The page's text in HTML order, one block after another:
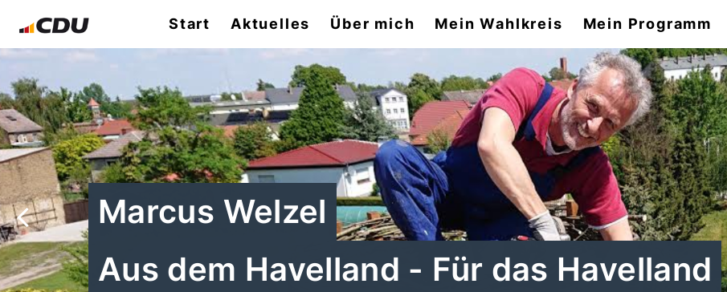
Start Aktuelles Über mich Mein Wahlkreis Mein Programm